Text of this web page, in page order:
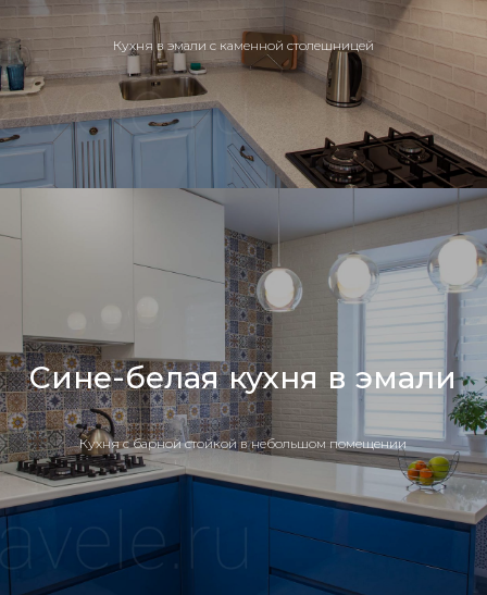
Кухня в эмали с каменной столешницей
Сине-белая кухня в эмали
Кухня с барной стойкой в небольшом помещении